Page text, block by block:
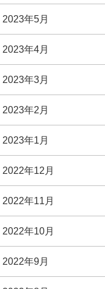
2023年5月
2023年4月
2023年3月
2023年2月
2023年1月
2022年12月
2022年11月
2022年10月
2022年9月